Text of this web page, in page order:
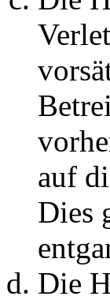
auf
Dies
Die